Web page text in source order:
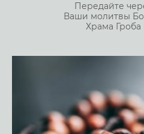
Передайте
Ваши молитвы
Храма Гроба